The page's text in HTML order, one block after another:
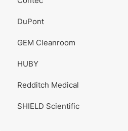
DuPont
GEM Cleanroom
HUBY
Redditch Medical
SHIELD Scientific